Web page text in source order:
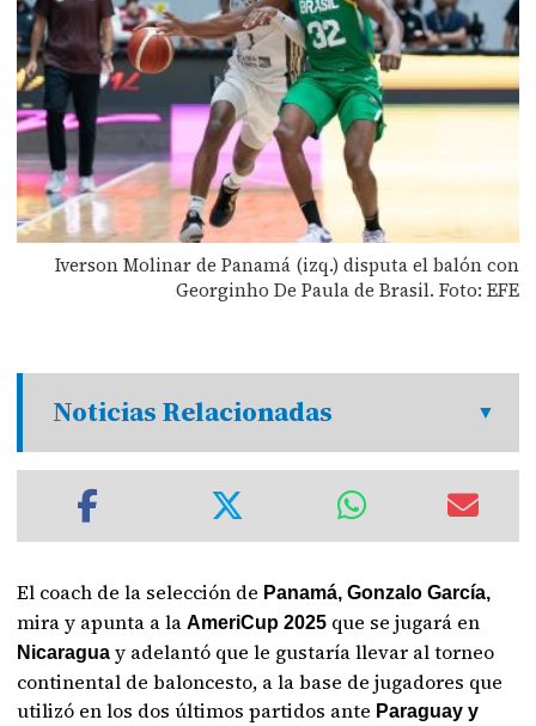
Iverson Molinar de Panamá (izq.) disputa el balón con
Georginho De Paula de Brasil. Foto: EFE
Noticias Relacionadas
El coach de la selección de Panamá, Gonzalo García,
mira y apunta a laAmeriCup 2025 que se jugará en
Nicaraguay adelantó que le gustaría llevar al torneo
continental de baloncesto, a la base de jugadores que
utilizó en los dos últimos partidos ante Paraguay y